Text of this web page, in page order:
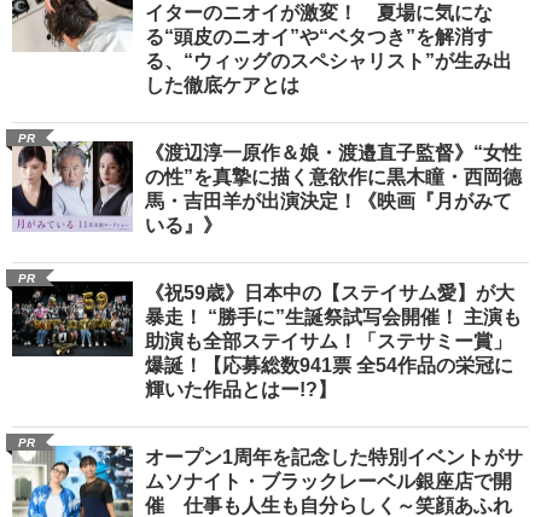
イターのニオイが激変！ 夏場に気にな
る“頭皮のニオイ”や“ベタつき”を解消す
る、“ウィッグのスペシャリスト”が生み出
した徹底ケアとは
PR
《渡辺淳一原作＆娘・渡邉直子監督》“女性
の性”を真摯に描く意欲作に黒木瞳・西岡德
馬・吉田羊が出演決定！《映画『月がみて
いる』》
PR
《祝59歳》日本中の【ステイサム愛】が大
暴走！ “勝手に”生誕祭試写会開催！ 主演も
助演も全部ステイサム！「ステサミー賞」
爆誕！【応募総数941票 全54作品の栄冠に
輝いた作品とはー!?】
PR
オープン1周年を記念した特別イベントがサ
ムソナイト・ブラックレーベル銀座店で開
催 仕事も人生も自分らしく～笑顔あふれ